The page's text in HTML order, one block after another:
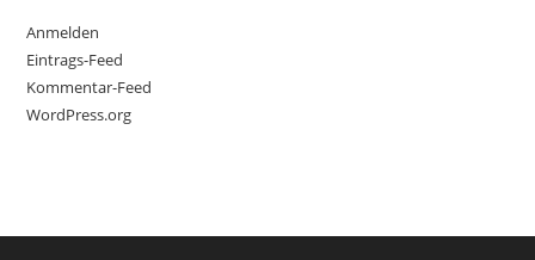
Anmelden
Eintrags-Feed
Kommentar-Feed
WordPress.org